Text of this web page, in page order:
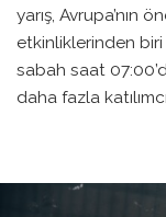
yarış, Avrupa’nın
etkinliklerinden biri
sabah saat
daha fazla